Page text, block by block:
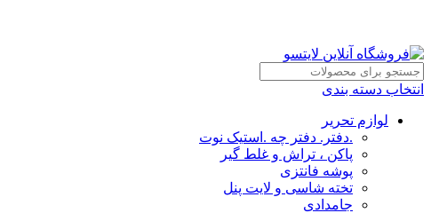
انتخاب دسته بندی
لوازم تحریر
.دفتر. دفتر چه .استیک نوت
پاکن ، تراش و غلط گیر
پوشه فانتزی
تخته شاسی و لایت پنل
جامدادی